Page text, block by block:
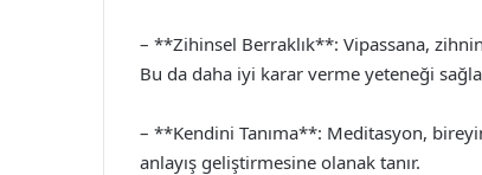
– **Zihinsel Berraklık**: Vipassana,
Bu da daha iyi karar verme yeteneği
– **Kendini Tanıma**: Meditasyon,
anlayış geliştirmesine olanak tanır.